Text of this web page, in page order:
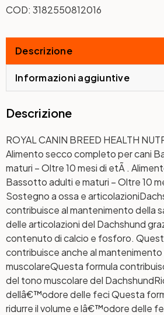
COD: 3182550812016
Descrizione
Informazioni aggiuntive
Descrizione
ROYAL CANIN BREED HEALTH
Alimento secco completo per cani
maturi – Oltre 10 mesi di etÃ .
Bassotto adulti e maturi – Oltre 10
Sostegno a ossa e articolazioni
contribuisce al mantenimento della
delle articolazioni del Dachshund
contenuto di calcio e fosforo.
contribuisce anche al
muscolareQuesta formula
del tono muscolare del Dachshund
dellâ€™odore delle feciQuesta
ridurre il volume e lâ€™odore delle